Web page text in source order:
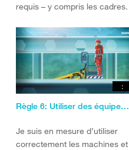
requis – y compris les cadres.
:
Règle 6: Utiliser des équipements de travail appropriés.
Je suis en mesure d’utiliser
correctement les machines et